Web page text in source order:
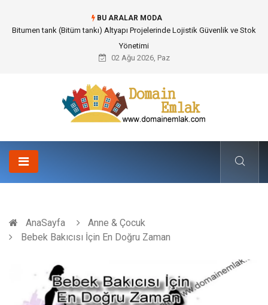
BU ARALAR MODA
Güvenilir Chip Satışı: Kesintisiz Poker Deneyimi İçin Profesyonel Destek
02 Ağu 2026, Paz
AnaSayfa
Anne & Çocuk
Bebek Bakıcısı İçin En Doğru Zaman